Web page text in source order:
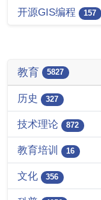
开源GIS编程 157
教育 5827
历史 327
技术理论 872
教育培训 16
文化 356